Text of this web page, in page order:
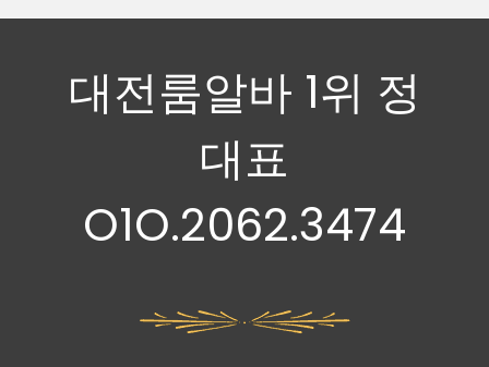
대전룸알바 1위 정
대표
O1O.2062.3474